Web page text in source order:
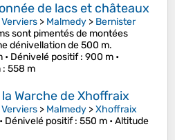
de lacs et châteaux
Verviers > Malmedy > Bernister
sont pimentés de montées
dénivellation de 500 m.
• Dénivelé positif: 900 m •
: 558 m
Warche de Xhoffraix
Verviers > Malmedy >Xhoffraix
Dénivelé positif: 550 m •Altitude